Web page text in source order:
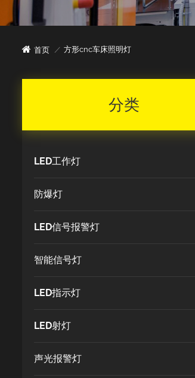
首页 / 方形cnc车床照明灯
分类
LED工作灯
防爆灯
LED信号报警灯
智能信号灯
LED指示灯
LED射灯
声光报警灯